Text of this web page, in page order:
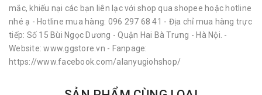
mắc, khiếu nại các bạn liên lạc với shop qua shopee hoặc hotline
nhé ạ - Hotline mua hàng: 096 297 68 41 - Địa chỉ mua hàng trực
tiếp: Số 15 Bùi Ngọc Dương - Quận Hai Bà Trưng - Hà Nội. -
Website: www.ggstore.vn - Fanpage:
https://www.facebook.com/alanyugiohshop/